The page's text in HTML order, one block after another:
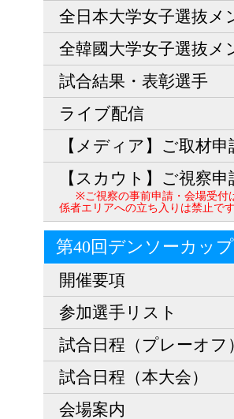
全日本大学女子選抜メ
全韓國大学女子選抜メ
試合結果・表彰選手
ライブ配信
【メディア】ご取材申
【スカウト】ご視察申
※ご視察の事前申請・会場受付
係者エリアへの立ち入りは禁止です
第40回デンソーカッ
開催要項
参加選手リスト
試合日程（プレーオフ
試合日程（本大会）
会場案内